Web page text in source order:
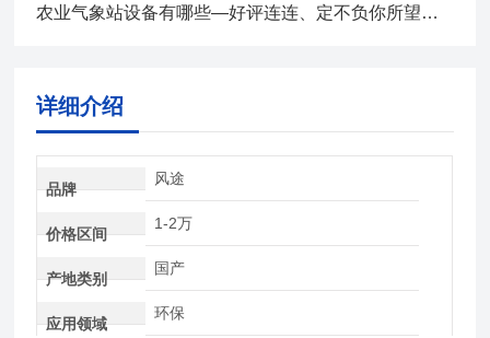
农业气象站设备有哪些—好评连连、定不负你所望全+境+派+送
详细介绍
品牌
风途
价格区间
1-2万
产地类别
国产
应用领域
环保